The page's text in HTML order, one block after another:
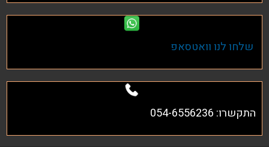
שלחו לנו וואטסאפ
התקשרו: 054-6556236